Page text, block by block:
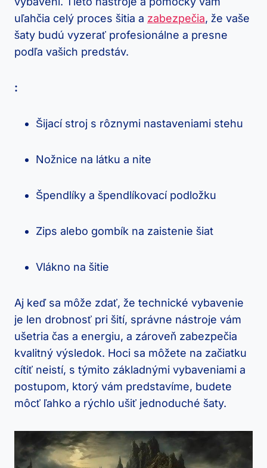
uľahčia celý proces šitia a zabezpečia, že vaše
šaty budú vyzerať profesionálne a presne
podľa vašich predstáv.
:
Šijací stroj s rôznymi ‍nastaveniami stehu
Nožnice na⁢ látku a ‍nite
Špendlíky a špendlíkovací‌ podložku
Zips alebo gombík ‌na⁢ zaistenie šiat
Vlákno na ⁣šitie
Aj keď sa⁢ môže⁤ zdať, že ⁢technické vybavenie
je len drobnosť pri šití, správne nástroje vám‍
ušetria čas ‌a energiu, a ⁣zároveň zabezpečia
kvalitný výsledok. Hoci sa môžete ‌na⁣ začiatku
cítiť‍ neistí, s týmito základnými vybaveniami a
postupom, ktorý⁤ vám predstavíme, budete
môcť‍ ľahko a rýchlo ušiť jednoduché šaty.